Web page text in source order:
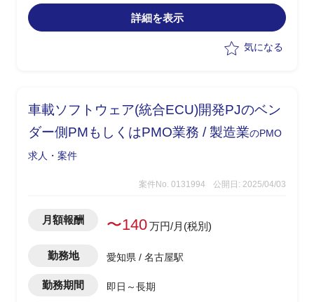
キュリティ、ゼロトラ、ID管理、iDaas
など様々)
討、提案書などのドキュメント作成、顧
詳細を表示
気になる
車載ソフトウェア(統合ECU)開発PJのベン
ダー側PMもしくはPMO業務 / 製造業のPMO
求人・案件
案件No. 0131994 公開日: 2025/04/03
月額報酬 〜140万円/月(税別)
勤務地 愛知県 / 名古屋駅
勤務期間 即日～長期